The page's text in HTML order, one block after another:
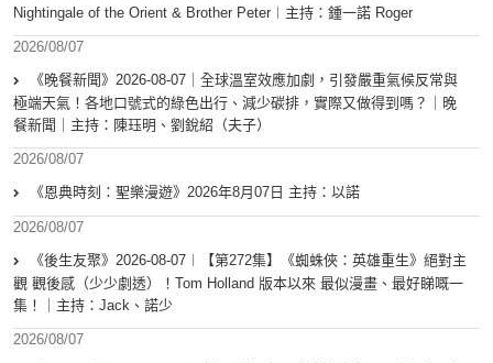
Nightingale of the Orient & Brother Peter︱主持：鍾一諾 Roger
2026/08/07
《晚餐新聞》2026-08-07｜全球溫室效應加劇，引發嚴重氣候反常與
極端天氣！各地口號式的綠色出行、減少碳排，實際又做得到嗎？｜晚
餐新聞｜主持：陳珏明、劉銳紹（夫子）
2026/08/07
《恩典時刻：聖樂漫遊》2026年8月07日 主持：以諾
2026/08/07
《後生友聚》2026-08-07︱【第272集】《蜘蛛俠：英雄重生》絕對主
觀 觀後感（少少劇透）！Tom Holland 版本以來 最似漫畫、最好睇嘅一
集！｜主持：Jack、諾少
2026/08/07